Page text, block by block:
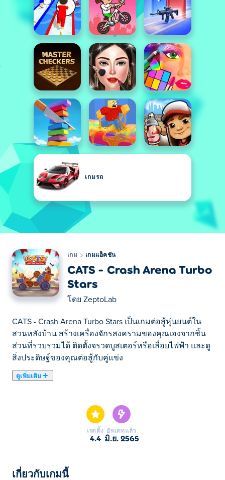
เกมรถ
เกม เกมแอ็คชั่น
CATS - Crash Arena Turbo
Stars
โดย ZeptoLab
CATS - Crash Arena Turbo Stars เป็นเกมต่อสู้หุ่นยนต์ใน
สวนหลังบ้าน สร้างเครื่องจักรสงครามของคุณเองจากชิ้น
ส่วนที่รวบรวมได้ ติดตั้งจรวดบูสเตอร์หรือเลื่อยไฟฟ้า และดู
สิ่งประดิษฐ์ของคุณต่อสู้กับคู่แข่ง
ดูเพิ่มเติม
เรตติ้ง
4.4
อัพเดทแล้ว
มิ.ย. 2565
เกี่ยวกับเกมนี้